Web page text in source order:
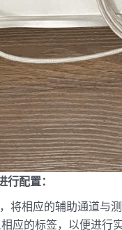
配置：
将相应的辅助通道与
应的标签，以便进行